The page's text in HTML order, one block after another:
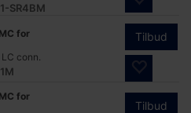
SR4BM
for
conn.
Tilbud
for
Tilbud